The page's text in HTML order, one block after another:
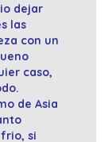
dejar
las
con un
caso,
de Asia
si